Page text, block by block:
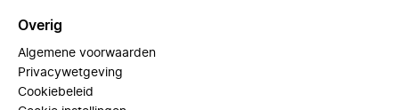
Overig
Algemene voorwaarden
Privacywetgeving
Cookiebeleid